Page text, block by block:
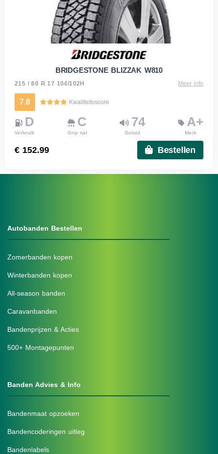
BRIDGESTONE BLIZZAK W810
215 / 60 R 17 104/102H Meer info
7.8 Kwaliteitsscore
D
Verbruik
C
Grip nat
74
Geluid
A+
Merk
€ 152.99 Bestellen
Autobanden Bestellen
Zomerbanden kopen
Winterbanden kopen
All-season banden
Caravanbanden
Bandenprijzen & Acties
500+ Montagepunten
Banden Advies & Info
Bandenmaat opzoeken
Bandencoderingen uitleg
Bandenlabels